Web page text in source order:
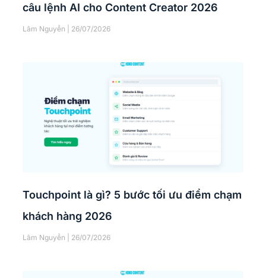
câu lệnh AI cho Content Creator 2026
Lâm Nguyễn 26/07/2026
Touchpoint là gì? 5 bước tối ưu điểm chạm
khách hàng 2026
Lâm Nguyễn 26/07/2026